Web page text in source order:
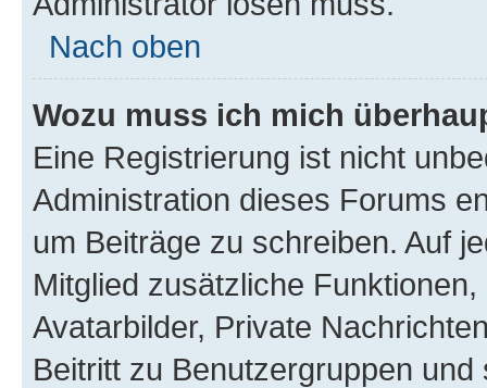
Nach oben
Wozu muss ich mich
Eine Registrierung ist nicht
Administration dieses Forums
um Beiträge zu schreiben. Auf
Mitglied zusätzliche
Avatarbilder, Private
Beitritt zu Benutzergruppen